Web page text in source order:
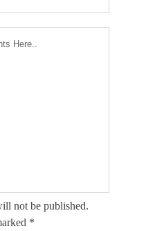
not be published.
*